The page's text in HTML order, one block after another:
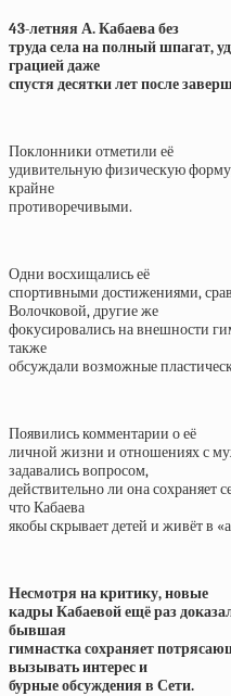
43-летняя А. Кабаева без
труда села на полный шпагат,
грацией даже
спустя десятки лет после
Поклонники отметили её
удивительную физическую
крайне
противоречивыми.
Одни восхищались её
спортивными достижениями,
Волочковой, другие же
фокусировались на внешности
также
обсуждали возможные
Появились комментарии о её
личной жизни и отношениях с
задавались вопросом,
действительно ли она
что Кабаева
якобы скрывает детей и живёт в
Несмотря на критику, новые
кадры Кабаевой ещё раз
бывшая
гимнастка сохраняет
вызывать интерес и
бурные обсуждения в Сети.